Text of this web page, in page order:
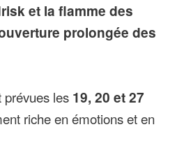
et la flamme des
prolongée des
prévues les 19, 20 et 27
riche en émotions et en